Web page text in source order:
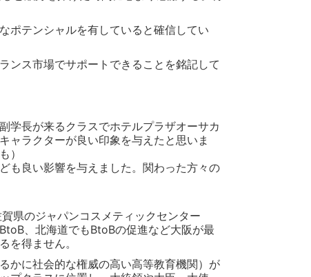
ポテンシャルを有していると確信してい
ンス市場でサポートできることを銘記して
学長が来るクラスでホテルプラザオーサカ
ャラクターが良い印象を与えたと思いま
）
も良い影響を与えました。関わった方々の
県のジャパンコスメティックセンター
、北海道でもBtoBの促進など大阪が最
を得ません。
かに社会的な権威の高い高等教育機関）が